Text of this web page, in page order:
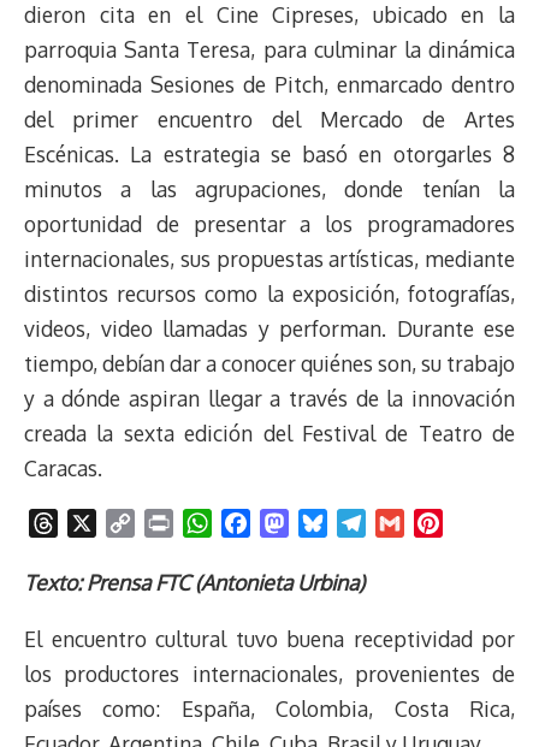
dieron cita en el Cine Cipreses, ubicado en la
parroquia Santa Teresa, para culminar la dinámica
denominada Sesiones de Pitch, enmarcado dentro
del primer encuentro del Mercado de Artes
Escénicas. La estrategia se basó en otorgarles 8
minutos a las agrupaciones, donde tenían la
oportunidad de presentar a los programadores
internacionales, sus propuestas artísticas, mediante
distintos recursos como la exposición, fotografías,
videos, video llamadas y performan. Durante ese
tiempo, debían dar a conocer quiénes son, su trabajo
y a dónde aspiran llegar a través de la innovación
creada la sexta edición del Festival de Teatro de
Caracas.
r
a
d
p
L
i
k
i
t
W
a
s
A
p
c
b
o
k
M
s
o
d
n
u
s
k
l
g
r
m
l
e
r
s
Texto: Prensa FTC (Antonieta Urbina)
El encuentro cultural tuvo buena receptividad por
los productores internacionales, provenientes de
países como: España, Colombia, Costa Rica,